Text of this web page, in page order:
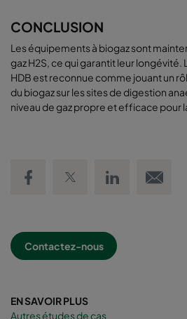
CONCLUSION
Les équipements à biogaz sont
gaz H2S, ce qui garantit leur
HDB est reconnue comme jouant un
du biogaz sur les sites de digestion
niveau de gaz propre et efficace pour
Contactez-nous
EN SAVOIR PLUS
Autres études de cas